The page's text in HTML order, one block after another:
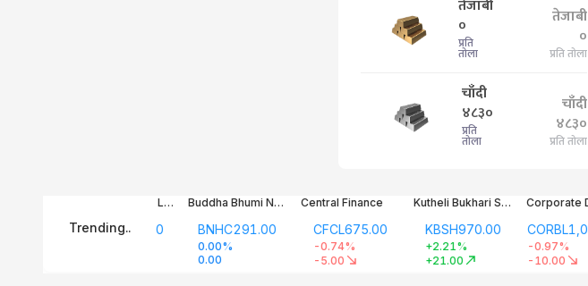
तेजाबी
०
प्रति
तोला
तेजाबी
०
प्रति तोला
चाँदी
४८३०
प्रति
तोला
चाँदी
४८३०
प्रति तोला